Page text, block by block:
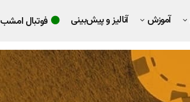
آموزش آنالیز و پیش‌بینی فوتبال امشب